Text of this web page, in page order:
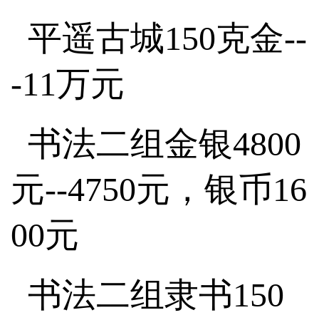
平遥古城150克金--
-11万元
书法二组金银4800
元--4750元，银币16
00元
书法二组隶书150